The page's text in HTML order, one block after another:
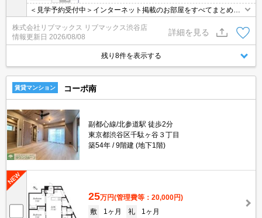
＜見学予約受付中＞インターネット掲載のお部屋をすべてまとめて
能！他社掲載物件もまとめてご紹介可能です。オンライン案内可。
写真・動画送付、WEB契約等来店不要でご契約可能。セキュリティ
株式会社リブマックス リブマックス渋谷店
情報更新日 2026/08/08
詳細を見る
残り8件を表示する
賃貸マンション コーポ南
副都心線/北参道駅 徒歩2分
東京都渋谷区千駄ヶ谷３丁目
築54年
9階建 (地下1階)
25万円(管理費等：20,000円)
敷
1ヶ月 礼
1ヶ月